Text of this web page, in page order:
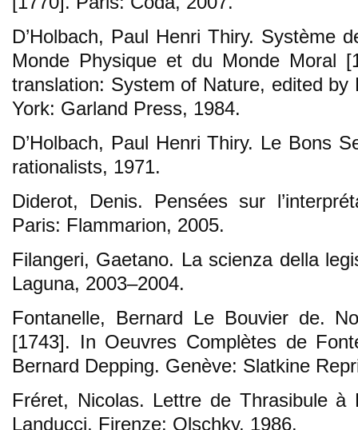
D’Holbach, Paul Henri Thiry. Système
Monde Physique et du Monde Moral
translation: System of Nature, edited by
York: Garland Press, 1984.
D’Holbach, Paul Henri Thiry. Le Bons
rationalists, 1971.
Diderot, Denis. Pensées sur
Paris: Flammarion, 2005.
Filangeri, Gaetano. La scienza della
Laguna, 2003–2004.
Fontanelle, Bernard Le Bouvier de.
[1743]. In Oeuvres Complètes de
Bernard Depping. Genève: Slatkine
Fréret, Nicolas. Lettre de Thrasibule à
Landucci, Firenze: Olschky, 1986.